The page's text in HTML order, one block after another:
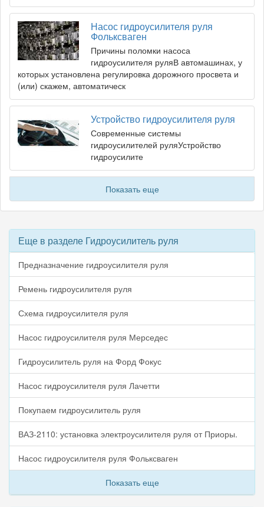
Насос гидроусилителя руля
Фольксваген
Причины поломки насоса
гидроусилителя руляВ автомашинах, у
которых установлена регулировка дорожного просвета и
(или) скажем, автоматическ
Устройство гидроусилителя руля
Современные системы
гидроусилителей руляУстройство
гидроусилите
Показать еще
Еще в разделе Гидроусилитель руля
Предназначение гидроусилителя руля
Ремень гидроусилителя руля
Схема гидроусилителя руля
Насос гидроусилителя руля Мерседес
Гидроусилитель руля на Форд Фокус
Насос гидроусилителя руля Лачетти
Покупаем гидроусилитель руля
ВАЗ-2110: установка электроусилителя руля от Приоры.
Насос гидроусилителя руля Фольксваген
Показать еще